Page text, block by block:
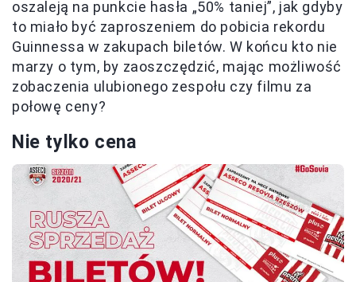
oszaleją na punkcie hasła „50% taniej”, jak gdyby
to miało być zaproszeniem do pobicia rekordu
Guinnessa w zakupach biletów. W końcu kto nie
marzy o tym, by zaoszczędzić, mając możliwość
zobaczenia ulubionego zespołu czy filmu za
połowę ceny?
Nie tylko cena